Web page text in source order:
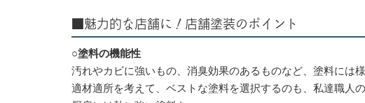
■魅力的な店舗に！店舗塗装のポイント
○塗料の機能性
汚れやカビに強いもの、消臭効果のあるものなど、塗料には
適材適所を考えて、ベストな塗料を選択するのも、私達職人